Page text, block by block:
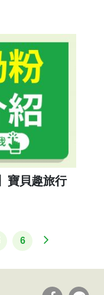
寶貝趣旅行
6